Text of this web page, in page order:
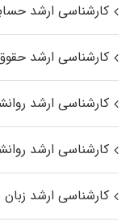
کارشناسی ارشد
کارشناسی ارشد
کارشناسی ارشد
کارشناسی ارشد
کارشناسی ارشد